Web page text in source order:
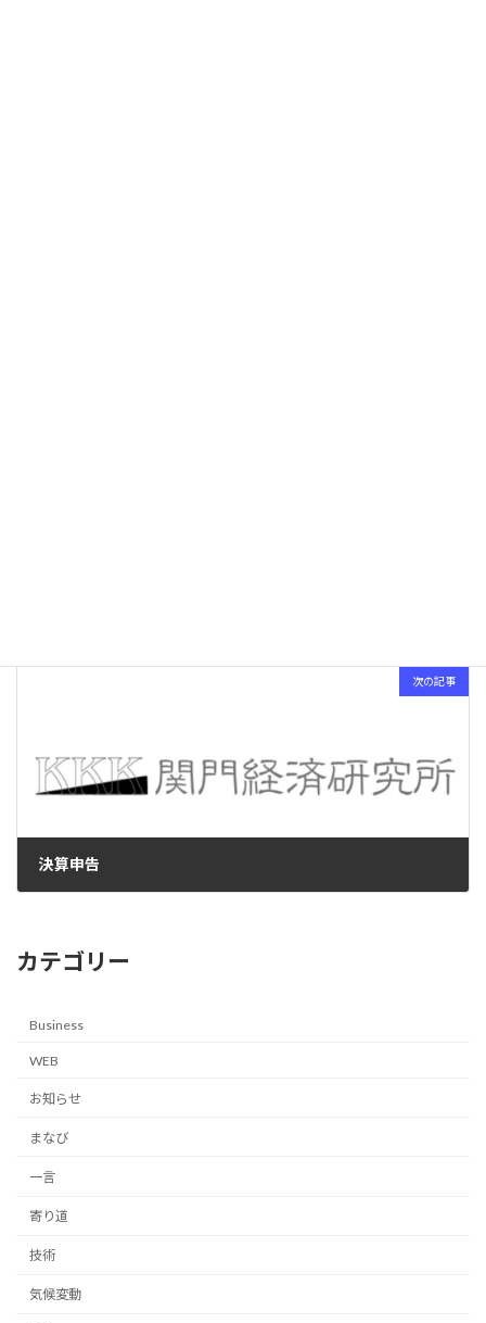
次の記事
決算申告
カテゴリー
Business
WEB
お知らせ
まなび
一言
寄り道
技術
気候変動